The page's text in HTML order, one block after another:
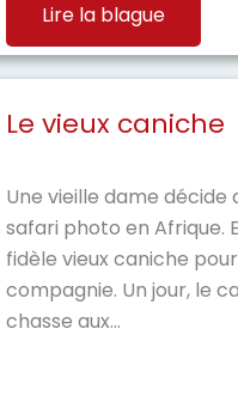
Lire la blague
Le vieux caniche
Une vieille dame décide
safari photo en Afrique.
fidèle vieux caniche
compagnie. Un jour, le
chasse aux...